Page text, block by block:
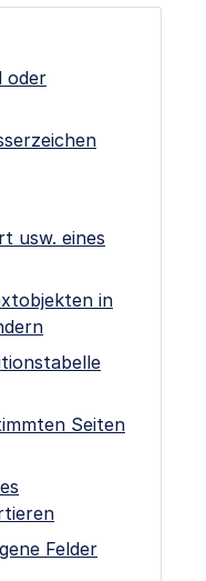
oder
usw. eines
in
Seiten
Felder